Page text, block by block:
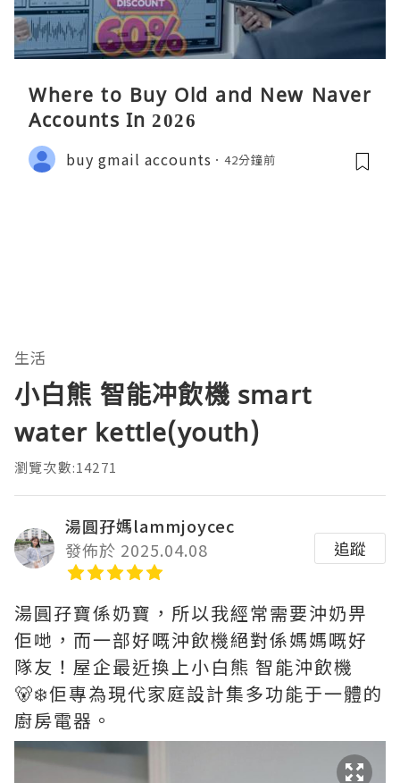
Where to Buy Old and New Naver
Accounts In 2026
buy gmail accounts 42分鐘前
生活
小白熊 智能冲飲機 smart
water kettle(youth)
瀏覽次數:14271
湯圓孖媽lammjoycec
發佈於 2025.04.08
追蹤
湯圓孖寶係奶寶，所以我經常需要沖奶畀
佢哋，而一部好嘅沖飲機絕對係媽媽嘅好
隊友！屋企最近換上小白熊 智能沖飲機
🐻‍❄️佢專為現代家庭設計集多功能于一體的
廚房電器。